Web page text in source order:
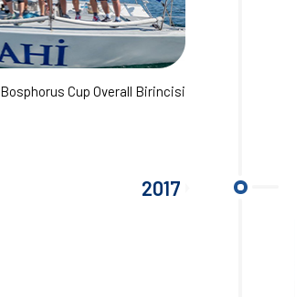
Bosphorus Cup Overall Birincisi
2017